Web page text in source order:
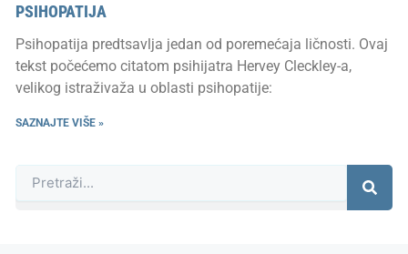
PSIHOPATIJA
Psihopatija predtsavlja jedan od poremećaja ličnosti. Ovaj
tekst počećemo citatom psihijatra Hervey Cleckley-a,
velikog istraživaža u oblasti psihopatije:
SAZNAJTE VIŠE »